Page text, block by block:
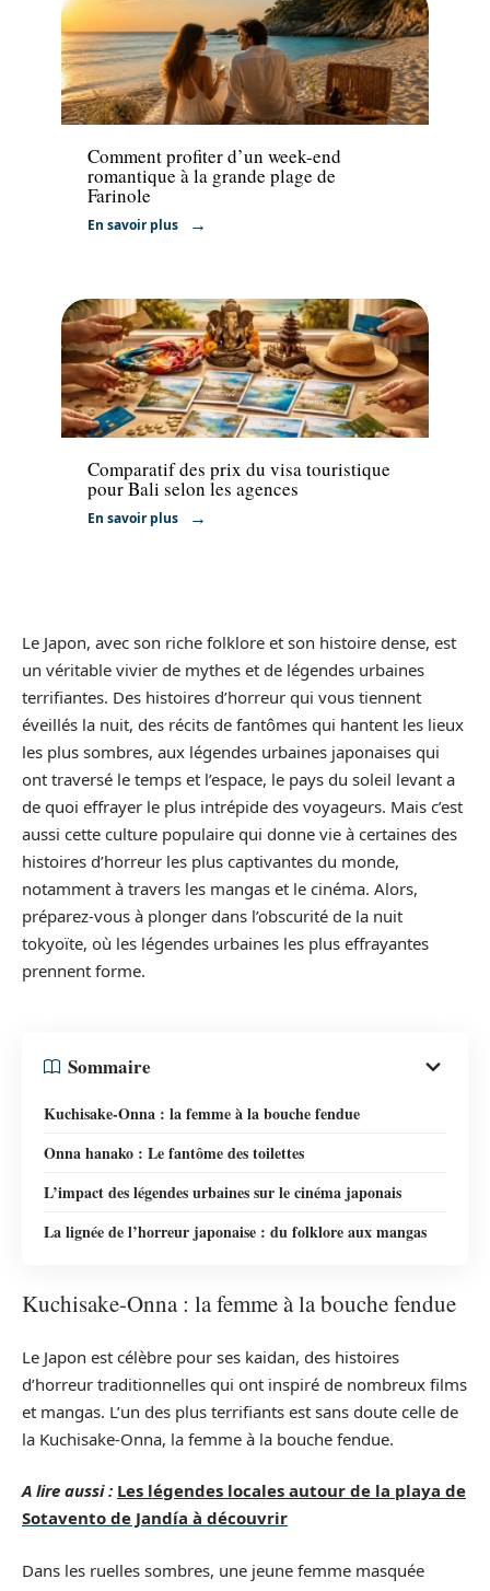
Voyage
Comment profiter d’un week-end
romantique à la grande plage de
Farinole
En savoir plus
Actu
Comparatif des prix du visa touristique
pour Bali selon les agences
En savoir plus
Le Japon, avec son riche folklore et son histoire dense, est
un véritable vivier de mythes et de légendes urbaines
terrifiantes. Des histoires d’horreur qui vous tiennent
éveillés la nuit, des récits de fantômes qui hantent les lieux
les plus sombres, aux légendes urbaines japonaises qui
ont traversé le temps et l’espace, le pays du soleil levant a
de quoi effrayer le plus intrépide des voyageurs. Mais c’est
aussi cette culture populaire qui donne vie à certaines des
histoires d’horreur les plus captivantes du monde,
notamment à travers les mangas et le cinéma. Alors,
préparez-vous à plonger dans l’obscurité de la nuit
tokyoïte, où les légendes urbaines les plus effrayantes
prennent forme.
Sommaire
Kuchisake-Onna : la femme à la bouche fendue
Onna hanako : Le fantôme des toilettes
L’impact des légendes urbaines sur le cinéma japonais
La lignée de l’horreur japonaise : du folklore aux mangas
Kuchisake-Onna : la femme à la bouche fendue
Le Japon est célèbre pour ses kaidan, des histoires
d’horreur traditionnelles qui ont inspiré de nombreux films
et mangas. L’un des plus terrifiants est sans doute celle de
la Kuchisake-Onna, la femme à la bouche fendue.
A lire aussi : Les légendes locales autour de la playa de
Sotavento de Jandía à découvrir
Dans les ruelles sombres, une jeune femme masquée